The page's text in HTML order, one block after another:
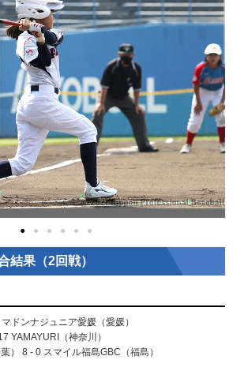
● ● ● ● ● ●
結果（2回戦）
ドンナジュニア愛媛（愛媛）
YAMAYURI（神奈川）
） 8 - 0 スマイル福島GBC（福島）